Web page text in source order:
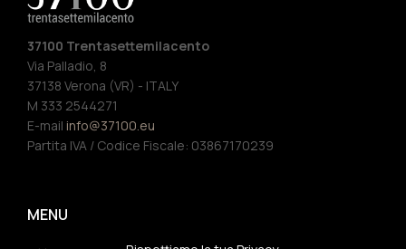
37100 Trentasettemilacento
Via Palladio, 8
37138 Verona (VR) - ITALY
M 333 2544271
E-mail info@37100.eu
Partita IVA / Codice Fiscale: 03867170239
MENU